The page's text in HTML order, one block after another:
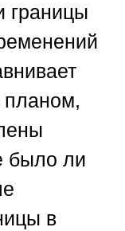
границы
было ли
в